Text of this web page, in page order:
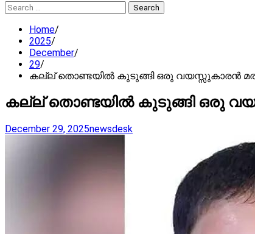
Search
for:
Home
2025
December
29
കല്ല് തൊണ്ടയിൽ കുടുങ്ങി ഒരു വയസ്സുകാരൻ
കല്ല് തൊണ്ടയിൽ കുടുങ്ങി ഒരു
December 29, 2025newsdesk